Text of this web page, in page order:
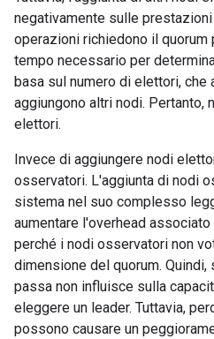
negativamente sulle
operazioni richiedono il quorum
tempo necessario per
basa sul numero di elettori, che
aggiungono altri nodi. Pertanto,
elettori.
Invece di aggiungere nodi
osservatori. L'aggiunta di nodi
sistema nel suo complesso
aumentare l'overhead
perché i nodi osservatori non
dimensione del quorum.
passa non influisce sulla
eleggere un leader. Tuttavia,
possono causare un